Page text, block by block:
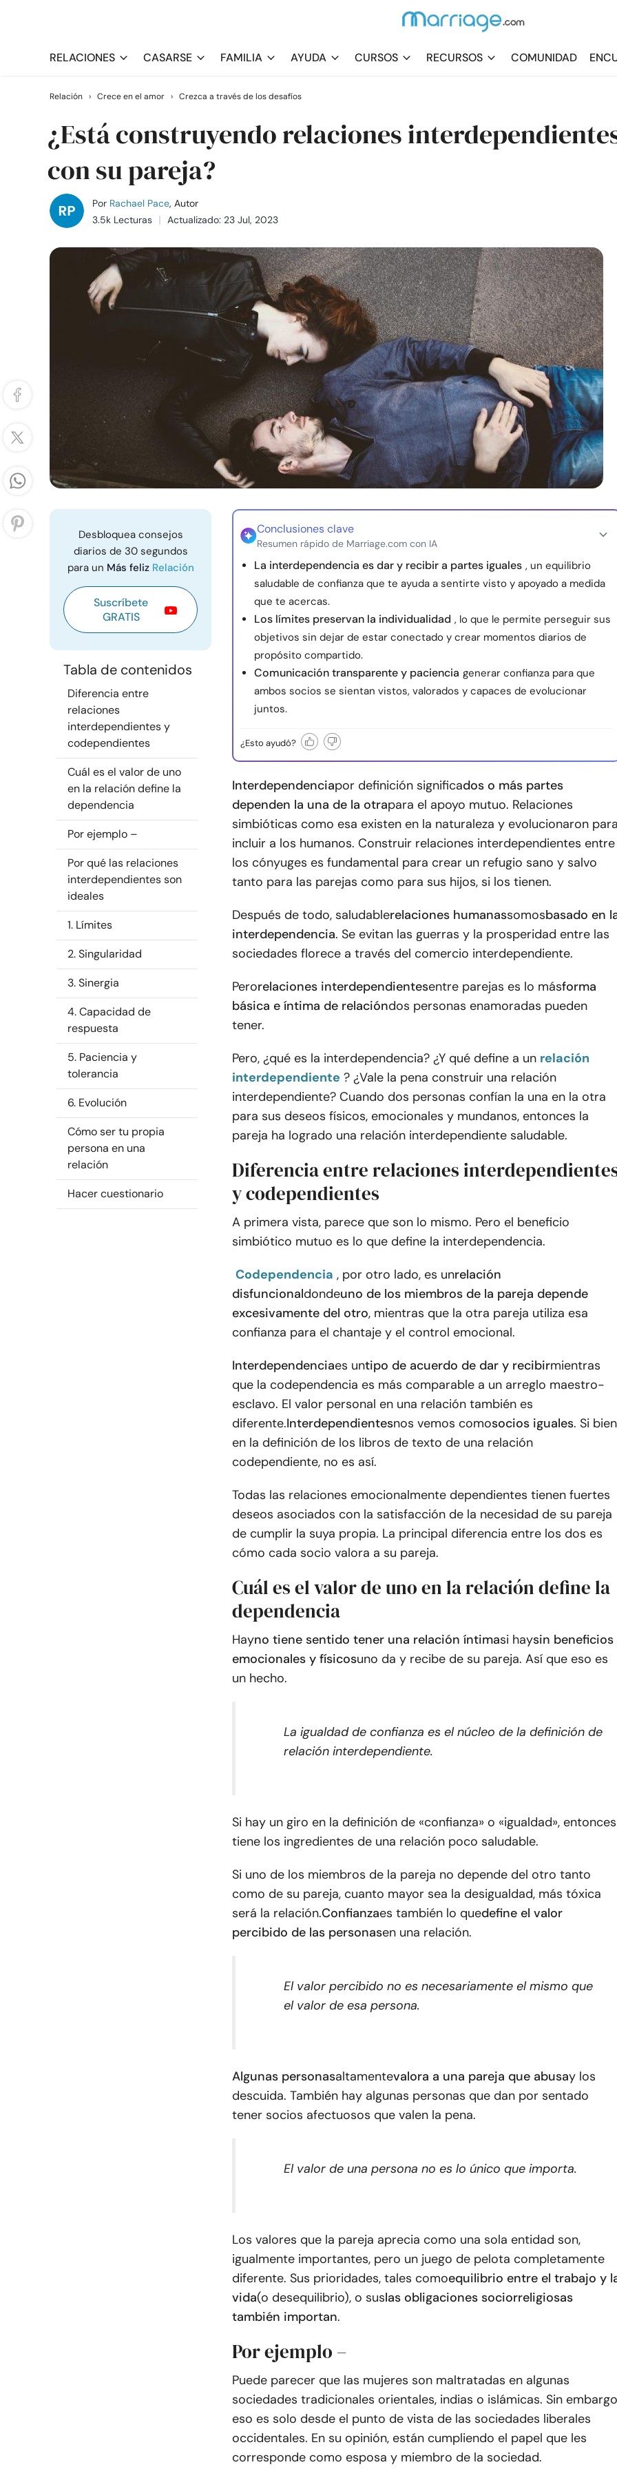
RELACIONES CASARSE FAMILIA AYUDA CURSOS RECURSOS COMUNIDAD
Relación › Crece en el amor › Crezca a través de los desafíos
¿Está construyendo relaciones
con su pareja?
Por Rachael Pace, Autor
3.5k Lecturas
Actualizado: 23 Jul, 2023
Desbloquea consejos
diarios de 30 segundos
para un Más feliz Relación
Suscríbete
GRATIS
Tabla de contenidos
Diferencia entre
relaciones
interdependientes y
codependientes
Cuál es el valor de uno
en la relación define la
dependencia
Por ejemplo –
Por qué las relaciones
interdependientes son
ideales
1. Límites
2. Singularidad
3. Sinergia
4. Capacidad de
respuesta
5. Paciencia y
tolerancia
6. Evolución
Cómo ser tu propia
persona en una
relación
Hacer cuestionario
Conclusiones clave
Resumen rápido de Marriage.com con IA
La interdependencia es dar y recibir a partes iguales , un equilibrio
saludable de confianza que te ayuda a sentirte visto y apoyado a medida
que te acercas.
Los límites preservan la individualidad , lo que le permite perseguir sus
objetivos sin dejar de estar conectado y crear momentos diarios de
propósito compartido.
Comunicación transparente y paciencia generar confianza para que
ambos socios se sientan vistos, valorados y capaces de evolucionar
juntos.
¿Esto ayudó?
Interdependenciapor definición significados o más partes
dependen la una de la otrapara el apoyo mutuo. Relaciones
simbióticas como esa existen en la naturaleza y evolucionaron
incluir a los humanos. Construir relaciones interdependientes entre
los cónyuges es fundamental para crear un refugio sano y salvo
tanto para las parejas como para sus hijos, si los tienen.
Después de todo, saludablerelaciones humanassomosbasado en
interdependencia. Se evitan las guerras y la prosperidad entre las
sociedades florece a través del comercio interdependiente.
Perorelaciones interdependientesentre parejas es lo másforma
básica e íntima de relacióndos personas enamoradas pueden
tener.
Pero, ¿qué es la interdependencia? ¿Y qué define a un relación
interdependiente ? ¿Vale la pena construir una relación
interdependiente? Cuando dos personas confían la una en la otra
para sus deseos físicos, emocionales y mundanos, entonces la
pareja ha logrado una relación interdependiente saludable.
Diferencia entre relaciones
y codependientes
A primera vista, parece que son lo mismo. Pero el beneficio
simbiótico mutuo es lo que define la interdependencia.
Codependencia , por otro lado, es unrelación
disfuncionaldondeuno de los miembros de la pareja depende
excesivamente del otro, mientras que la otra pareja utiliza esa
confianza para el chantaje y el control emocional.
Interdependenciaes untipo de acuerdo de dar y recibirmientras
que la codependencia es más comparable a un arreglo maestro-
esclavo. El valor personal en una relación también es
diferente.Interdependientesnos vemos comosocios iguales. Si bien
en la definición de los libros de texto de una relación
codependiente, no es así.
Todas las relaciones emocionalmente dependientes tienen fuertes
deseos asociados con la satisfacción de la necesidad de su pareja
de cumplir la suya propia. La principal diferencia entre los dos es
cómo cada socio valora a su pareja.
Cuál es el valor de uno en la relación define la
dependencia
Hayno tiene sentido tener una relación íntimasi haysin beneficios
emocionales y físicosuno da y recibe de su pareja. Así que eso es
un hecho.
La igualdad de confianza es el núcleo de la definición de
relación interdependiente.
Si hay un giro en la definición de «confianza» o «igualdad», entonces
tiene los ingredientes de una relación poco saludable.
Si uno de los miembros de la pareja no depende del otro tanto
como de su pareja, cuanto mayor sea la desigualdad, más tóxica
será la relación.Confianzaes también lo quedefine el valor
percibido de las personasen una relación.
El valor percibido no es necesariamente el mismo que
el valor de esa persona.
Algunas personasaltamentevalora a una pareja que abusay los
descuida. También hay algunas personas que dan por sentado
tener socios afectuosos que valen la pena.
El valor de una persona no es lo único que importa.
Los valores que la pareja aprecia como una sola entidad son,
igualmente importantes, pero un juego de pelota completamente
diferente. Sus prioridades, tales comoequilibrio entre el trabajo y
vida(o desequilibrio), o suslas obligaciones sociorreligiosas
también importan.
Por ejemplo –
Puede parecer que las mujeres son maltratadas en algunas
sociedades tradicionales orientales, indias o islámicas. Sin
eso es solo desde el punto de vista de las sociedades liberales
occidentales. En su opinión, están cumpliendo el papel que les
corresponde como esposa y miembro de la sociedad.